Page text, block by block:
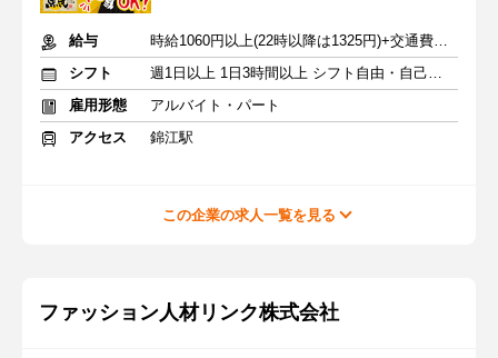
給与
時給1060円以上(22時以降は1325円)+交通費規定内支給
シフト
週1日以上 1日3時間以上 シフト自由・自己申告
雇用形態
アルバイト・パート
アクセス
錦江駅
この企業の求人一覧を見る
ファッション人材リンク株式会社